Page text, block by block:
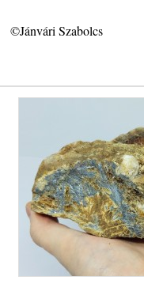
©Jánvári Szabolcs